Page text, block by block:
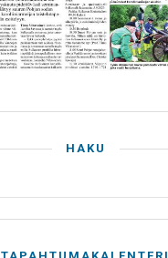
HAKU